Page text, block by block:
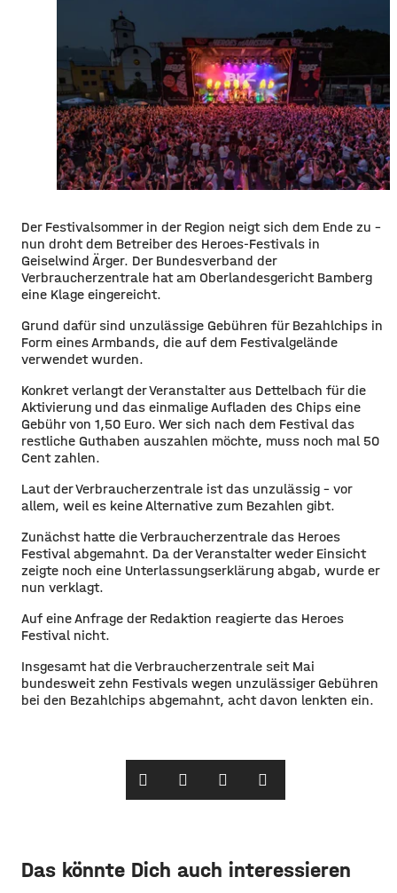
Der Festivalsommer in der Region neigt sich dem Ende zu –
nun droht dem Betreiber des Heroes-Festivals in
Geiselwind Ärger. Der Bundesverband der
Verbraucherzentrale hat am Oberlandesgericht Bamberg
eine Klage eingereicht.
Grund dafür sind unzulässige Gebühren für Bezahlchips in
Form eines Armbands, die auf dem Festivalgelände
verwendet wurden.
Konkret verlangt der Veranstalter aus Dettelbach für die
Aktivierung und das einmalige Aufladen des Chips eine
Gebühr von 1,50 Euro. Wer sich nach dem Festival das
restliche Guthaben auszahlen möchte, muss noch mal 50
Cent zahlen.
Laut der Verbraucherzentrale ist das unzulässig – vor
allem, weil es keine Alternative zum Bezahlen gibt.
Zunächst hatte die Verbraucherzentrale das Heroes
Festival abgemahnt. Da der Veranstalter weder Einsicht
zeigte noch eine Unterlassungserklärung abgab, wurde er
nun verklagt.
Auf eine Anfrage der Redaktion reagierte das Heroes
Festival nicht.
Insgesamt hat die Verbraucherzentrale seit Mai
bundesweit zehn Festivals wegen unzulässiger Gebühren
bei den Bezahlchips abgemahnt, acht davon lenkten ein.
Das könnte Dich auch interessieren